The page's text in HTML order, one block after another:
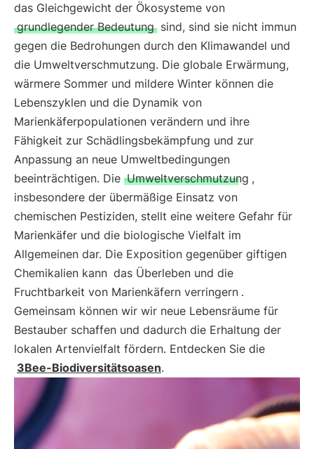
das Gleichgewicht der Ökosysteme von
grundlegender Bedeutung sind, sind sie nicht immun
gegen die Bedrohungen durch den Klimawandel und
die Umweltverschmutzung. Die globale Erwärmung,
wärmere Sommer und mildere Winter können die
Lebenszyklen und die Dynamik von
Marienkäferpopulationen verändern und ihre
Fähigkeit zur Schädlingsbekämpfung und zur
Anpassung an neue Umweltbedingungen
beeinträchtigen. Die Umweltverschmutzung ,
insbesondere der übermäßige Einsatz von
chemischen Pestiziden, stellt eine weitere Gefahr für
Marienkäfer und die biologische Vielfalt im
Allgemeinen dar. Die Exposition gegenüber giftigen
Chemikalien kann das Überleben und die
Fruchtbarkeit von Marienkäfern verringern .
Gemeinsam können wir wir neue Lebensräume für
Bestauber schaffen und dadurch die Erhaltung der
lokalen Artenvielfalt fördern. Entdecken Sie die
3Bee-Biodiversitätsoasen.